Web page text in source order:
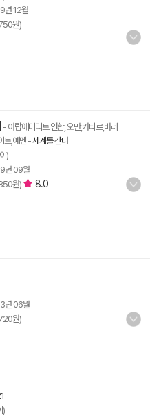
년 12월
원)
- 아랍에미리트 연합, 오만,카타르,바레
트,예멘 -세계를 간다
)
년 09월
원)
8.0
년 06월
원)
)